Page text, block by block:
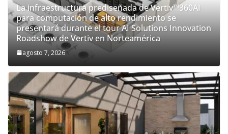
La infraestructura prediseñada de Vertiv™360AI
para computación de alto rendimiento se
presentará durante el tour AI Solutions Innovation
Roadshow de Vertiv en Norteamérica
agosto 7, 2026